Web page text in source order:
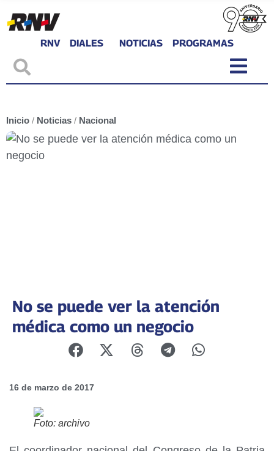
RNV DIALES NOTICIAS PROGRAMAS
Inicio / Noticias / Nacional
No se puede ver la atención
médica como un negocio
16 de marzo de 2017
Foto: archivo